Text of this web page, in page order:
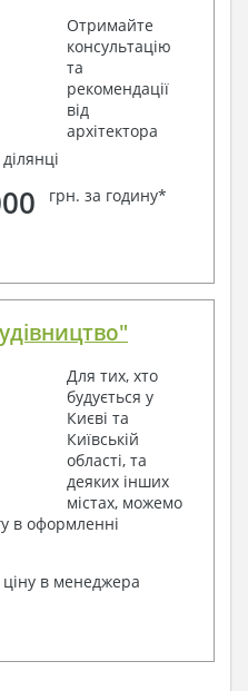
Отримайте
консультацію
та
рекомендації
від
архітектора
грн. за годину*
Для тих, хто
будується у
Києві та
Київській
області, та
деяких інших
містах, можемо
в оформленні
ціну в менеджера